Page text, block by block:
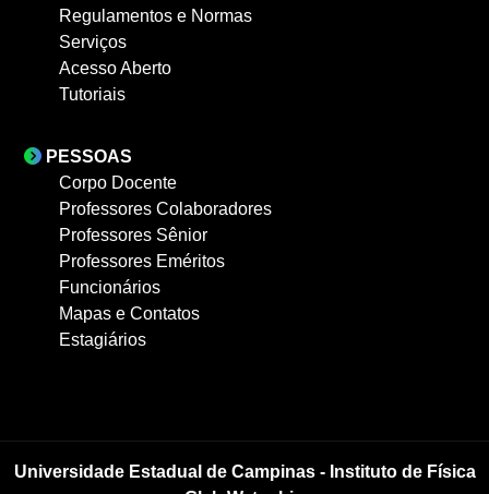
Regulamentos e Normas
Serviços
Acesso Aberto
Tutoriais
PESSOAS
Corpo Docente
Professores Colaboradores
Professores Sênior
Professores Eméritos
Funcionários
Mapas e Contatos
Estagiários
Universidade Estadual de Campinas - Instituto de Física